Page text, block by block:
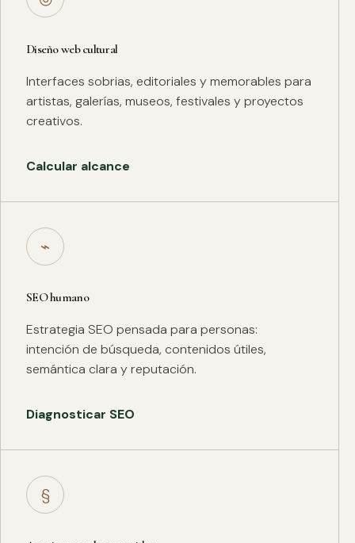
Diseño web cultural
Interfaces sobrias, editoriales y memorables para
artistas, galerías, museos, festivales y proyectos
creativos.
Calcular alcance
⌁
SEO humano
Estrategia SEO pensada para personas:
intención de búsqueda, contenidos útiles,
semántica clara y reputación.
Diagnosticar SEO
§